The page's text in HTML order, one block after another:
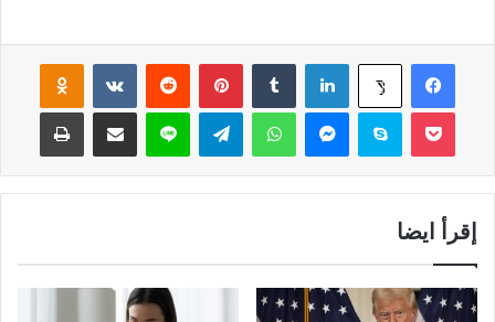
فيسبوك ‫X لينكدإن بينتيريست
سكايب واتساب لاين
إقرأ ايضا